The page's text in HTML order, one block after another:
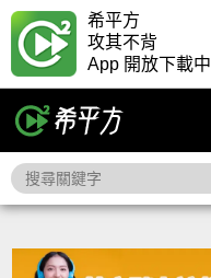
希平方
攻其不背
App 開放下載中